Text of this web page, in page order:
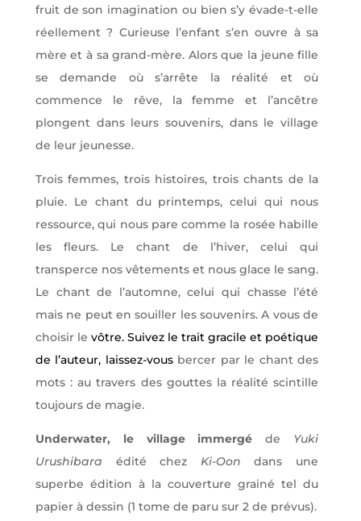
fruit de son imagination ou bien s’y évade-t-elle
réellement ? Curieuse l’enfant s’en ouvre à sa
mère et à sa grand-mère. Alors que la jeune fille
se demande où s’arrête la réalité et où
commence le rêve, la femme et l’ancêtre
plongent dans leurs souvenirs, dans le village
de leur jeunesse.
Trois femmes, trois histoires, trois chants de la
pluie. Le chant du printemps, celui qui nous
ressource, qui nous pare comme la rosée habille
les fleurs. Le chant de l’hiver, celui qui
transperce nos vêtements et nous glace le sang.
Le chant de l’automne, celui qui chasse l’été
mais ne peut en souiller les souvenirs. A vous de
choisir le vôtre. Suivez le trait gracile et poétique
de l’auteur, laissez-vousbercer par le chant des
mots : au travers des gouttes la réalité scintille
toujours de magie.
Underwater, le village immergé de Yuki
Urushibara édité chez Ki-Oon dans une
superbe édition à la couverture grainé tel du
papier à dessin (1 tome de paru sur 2 de prévus).